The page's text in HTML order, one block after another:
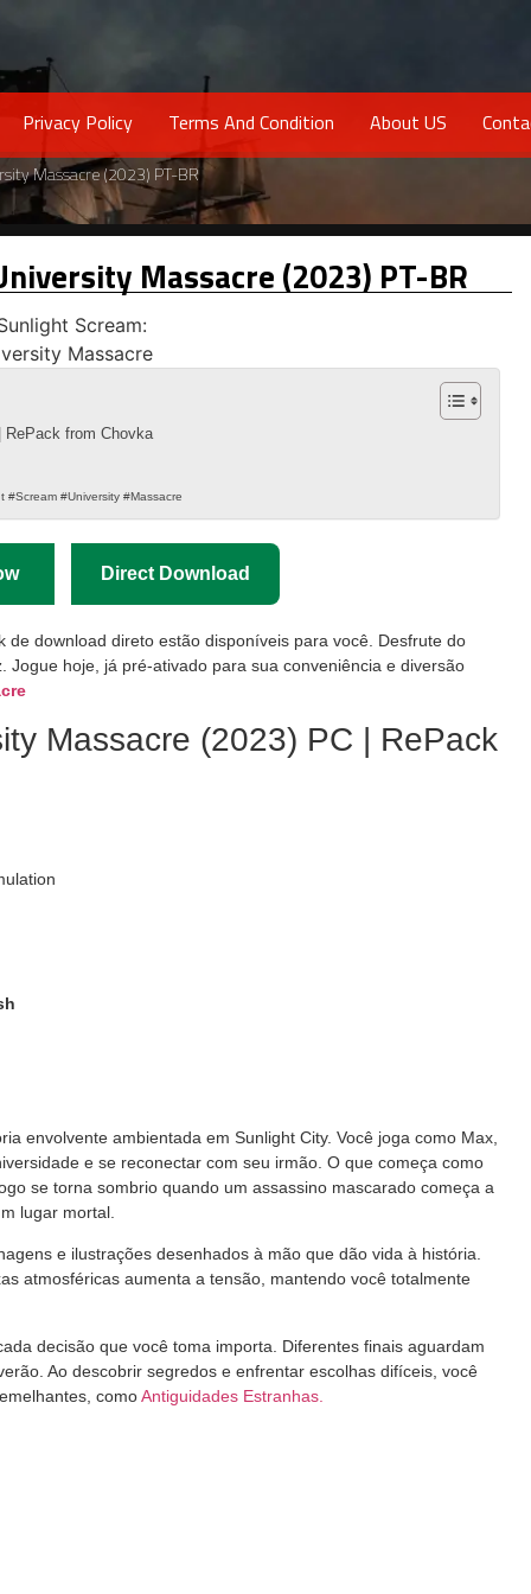
Privacy Policy Terms And Condition About US
Massacre (2023) PT-BR
Massacre (2023) PT-BR
from Chovka
#University #Massacre
Direct Download
de download direto estão disponíveis para você. Desfrute do
hoje, já pré-ativado para sua conveniência e diversão
Massacre (2023) PC | RePack
envolvente ambientada em Sunlight City. Você joga como Max,
e se reconectar com seu irmão. O que começa como
se torna sombrio quando um assassino mascarado começa a
lugar mortal.
e ilustrações desenhados à mão que dão vida à história.
atmosféricas aumenta a tensão, mantendo você totalmente
decisão que você toma importa. Diferentes finais aguardam
Ao descobrir segredos e enfrentar escolhas difíceis, você
comoAntiguidades Estranhas.